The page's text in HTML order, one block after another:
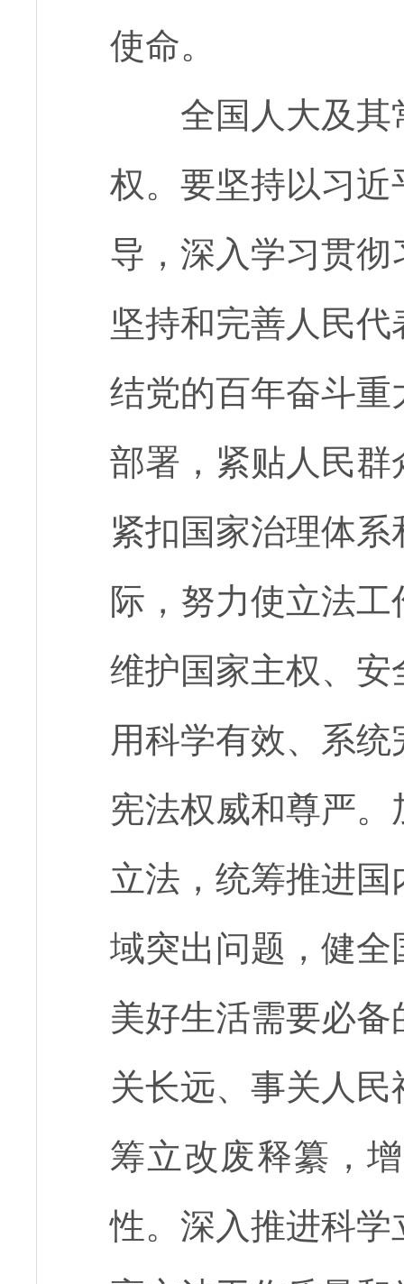
使命。
全国人大及其
权。要坚持以习
导，深入学习贯
坚持和完善人民
结党的百年奋斗
部署，紧贴人民
紧扣国家治理体
际，努力使立法
维护国家主权、
用科学有效、系
宪法权威和尊严
立法，统筹推进
域突出问题，健
美好生活需要必
关长远、事关人
筹立改废释纂，
性。深入推进科